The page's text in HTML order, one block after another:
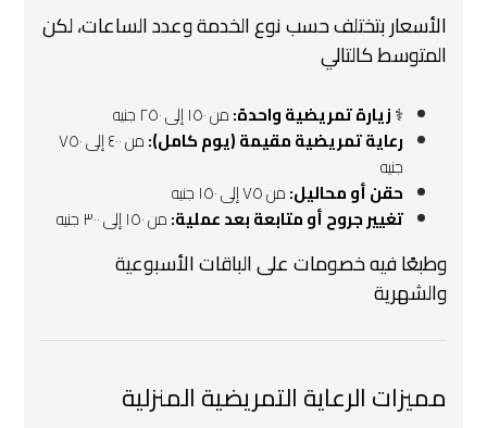
الأسعار بتختلف حسب نوع الخدمة وعدد الساعات، لكن
المتوسط كالتالي
‍⚕️زيارة تمريضية واحدة:من ١٥٠ إلى ٢٥٠ جنيه
رعاية تمريضية مقيمة (يوم كامل):
من ٤٠٠ إلى ٧٥٠
جنيه
حقن أو محاليل:من ٧٥ إلى ١٥٠ جنيه
تغيير جروح أو متابعة بعد عملية:من ١٥٠ إلى ٣٠٠ جنيه
وطبعًا فيه خصومات على الباقات الأسبوعية
والشهرية
مميزات الرعاية التمريضية المنزلية